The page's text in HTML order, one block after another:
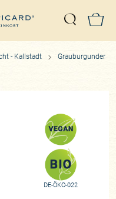
Suche
- Kallstadt
Grauburgunder
DE-ÖKO-022